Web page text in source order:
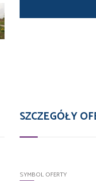
SZCZEGÓŁY
SYMBOL OFERTY